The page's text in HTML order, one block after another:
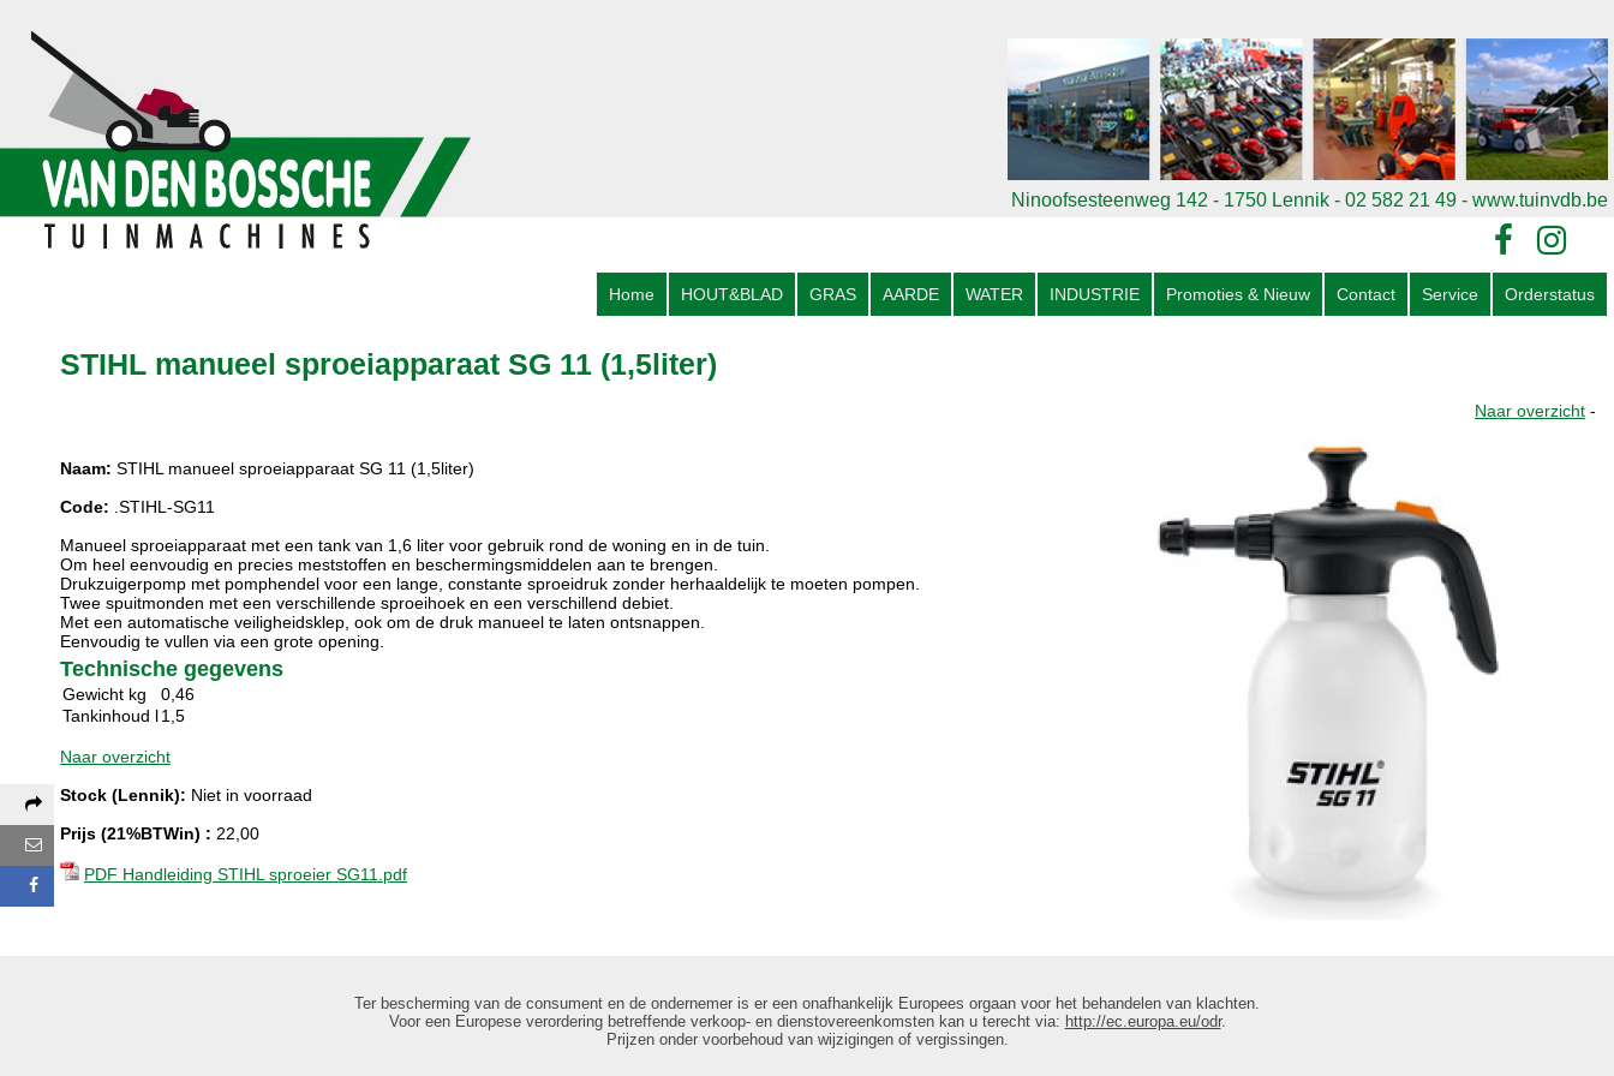
Ninoofsesteenweg 142 - 1750 Lennik - 02 582 21 49 - www.tuinvdb.be
Home HOUT&BLAD GRAS AARDE WATER INDUSTRIE Promoties & Nieuw Contact Service Orderstatus
STIHL manueel sproeiapparaat SG 11 (1,5liter)
Naar overzicht -
Naam: STIHL manueel sproeiapparaat SG 11 (1,5liter)
Code: .STIHL-SG11
Manueel sproeiapparaat met een tank van 1,6 liter voor gebruik rond de woning en in de tuin.
Om heel eenvoudig en precies meststoffen en beschermingsmiddelen aan te brengen.
Drukzuigerpomp met pomphendel voor een lange, constante sproeidruk zonder herhaaldelijk te moeten pompen.
Twee spuitmonden met een verschillende sproeihoek en een verschillend debiet.
Met een automatische veiligheidsklep, ook om de druk manueel te laten ontsnappen.
Eenvoudig te vullen via een grote opening.
Technische gegevens
Gewicht kg
0,46
Tankinhoud l1,5
Naar overzicht
Stock (Lennik): Niet in voorraad
Prijs (21%BTWin) : 22,00
PDF Handleiding STIHL sproeier SG11.pdf
Ter bescherming van de consument en de ondernemer is er een onafhankelijk Europees orgaan voor het behandelen van klachten.
Voor een Europese verordering betreffende verkoop- en dienstovereenkomsten kan u terecht via: http://ec.europa.eu/odr.
Prijzen onder voorbehoud van wijzigingen of vergissingen.
Deel deze pagina via:
E-mail
Facebook